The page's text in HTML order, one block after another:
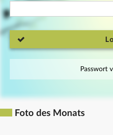
Passwort
Foto des Monats